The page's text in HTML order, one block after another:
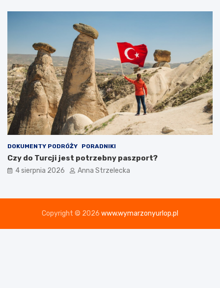
DOKUMENTY PODRÓŻY PORADNIKI
Czy do Turcji jest potrzebny paszport?
4 sierpnia 2026 Anna Strzelecka
Copyright © 2026 www.wymarzonyurlop.pl